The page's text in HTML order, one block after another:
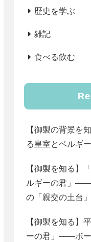
歴史を学ぶ
雑記
食べる飲む
【御製の背景を
る皇室とベルギ
【御製を知る】
ルギーの君」――
の「親交の土台」
【御製を知る】
ーの君」――ボー